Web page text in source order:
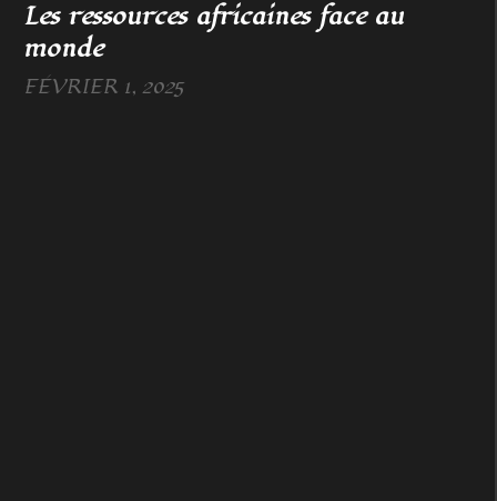
Les ressources africaines face au
monde
FÉVRIER 1, 2025